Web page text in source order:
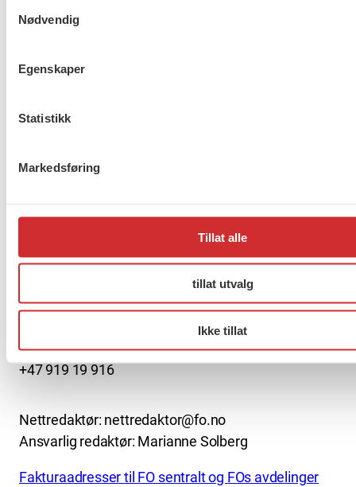
Nødvendig
Egenskaper
Statistikk
Markedsføring
Tillat alle
tillat utvalg
Ikke tillat
Mariboes gate 13
0506 OSLO
kontor@fo.no
+47 919 19 916
Nettredaktør: nettredaktor@fo.no
Ansvarlig redaktør: Marianne Solberg
Fakturaadresser til FO sentralt og FOs avdelinger